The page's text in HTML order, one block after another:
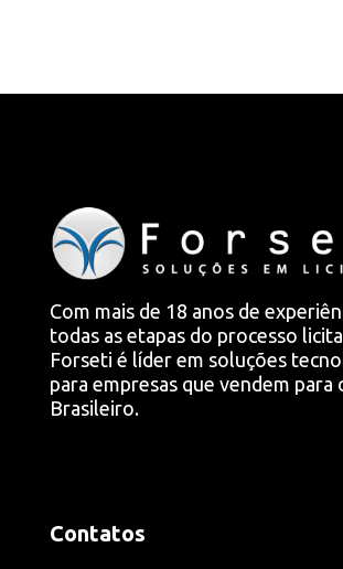
Com mais de 18 anos de
todas as etapas do processo
Forseti é líder em soluções
para empresas que vendem para
Brasileiro.
Contatos